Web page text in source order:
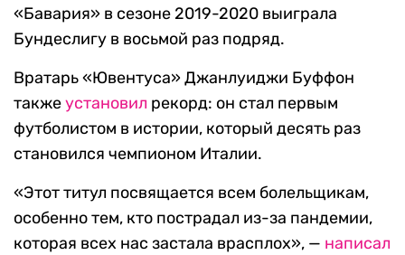
«Бавария» в сезоне 2019-2020 выиграла
Бундеслигу в восьмой раз подряд.
Вратарь «Ювентуса» Джанлуиджи Буффон
такжеустановил рекорд: он стал первым
футболистом в истории, который десять раз
становился чемпионом Италии.
«Этот титул посвящается всем болельщикам,
особенно тем, кто пострадал из-за пандемии,
которая всех нас застала врасплох», — написал